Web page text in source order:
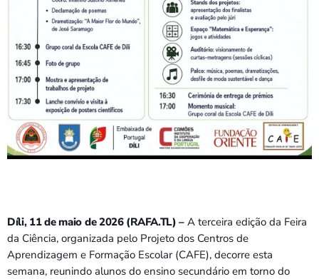
7:00 AM - 9:00 AM
Bom dia RAFA
7:00 AM - 10:00 AM
Díli, 11 de maio de 2026 (RAFA.TL) – A terceira edição da Feira
da Ciência, organizada pelo Projeto dos Centros de
Aprendizagem e Formação Escolar (CAFE), decorre esta
semana, reunindo alunos do ensino secundário em torno do